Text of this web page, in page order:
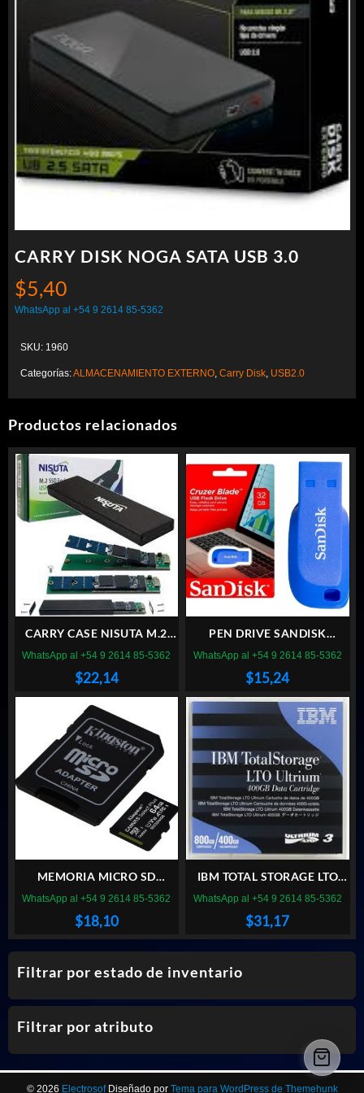
Filtrar por estado de inventario
Filtrar por atributo
CARRY DISK NOGA SATA USB 3.0
$5,40
WhatsApp al +54 9 2614 85-5362
SKU: 1960
Categorías:ALMACENAMIENTO EXTERNO Carry Disk USB2.0
Productos relacionados
CARRY CASE NISUTA M.2
USB 3.0 METALICO
$22,14
WhatsApp al +54 9 2614 85-5362
PEN DRIVE SANDISK
CRUZER BLADE 32GB AZUL
$15,24
WhatsApp al +54 9 2614 85-5362
MEMORIA MICRO SD
KINGSTON 64GB CANVAS
$18,10
WhatsApp al +54 9 2614 85-5362
IBM TOTAL STORAGE LTO
ULTRIUM 400GB DATA
$31,17
WhatsApp al +54 9 2614 85-5362
© 2026 Electrosof Diseñado por Tema para WordPress de Themehunk